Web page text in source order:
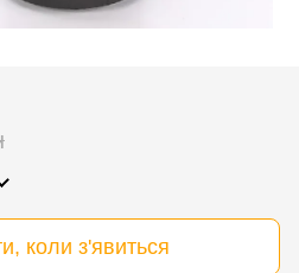
коли з'явиться